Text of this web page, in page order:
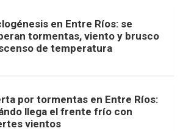
en Entre Ríos: se
tormentas, viento y brusco
de temperatura
por tormentas en Entre Ríos:
llega el frente frío con
vientos